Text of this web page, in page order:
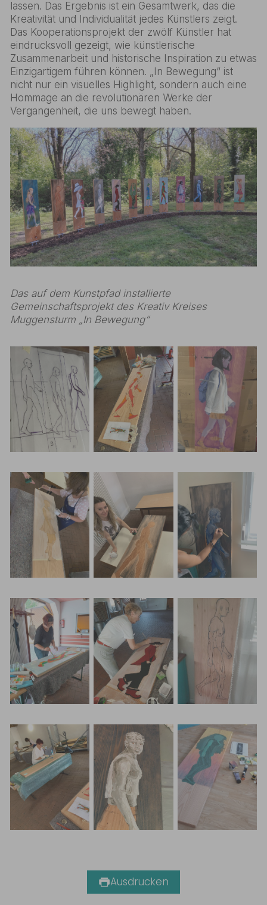
lassen. Das Ergebnis ist ein Gesamtwerk, das die
Kreativität und Individualität jedes Künstlers zeigt.
Das Kooperationsprojekt der zwölf Künstler hat
eindrucksvoll gezeigt, wie künstlerische
Zusammenarbeit und historische Inspiration zu etwas
Einzigartigem führen können. „In Bewegung“ ist
nicht nur ein visuelles Highlight, sondern auch eine
Hommage an die revolutionären Werke der
Vergangenheit, die uns bewegt haben.
Das auf dem Kunstpfad installierte
Gemeinschaftsprojekt des Kreativ Kreises
Muggensturm „In Bewegung“
Ausdrucken